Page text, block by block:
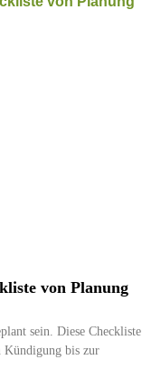
von Planung
sein. Diese Checkliste
bis zur